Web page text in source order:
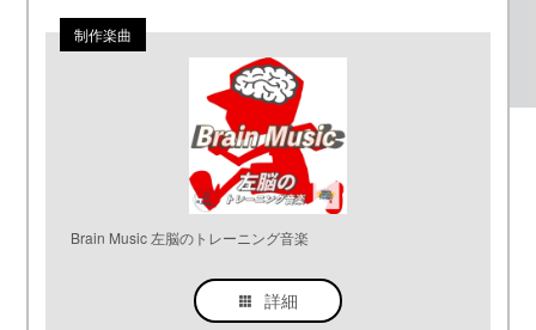
Brain Music 左脳のトレーニング音楽
詳細